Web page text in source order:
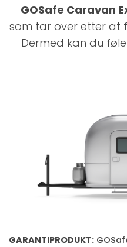
GOSafe Caravan
som tar over etter at
Dermed kan du
GARANTIPRODUKT: